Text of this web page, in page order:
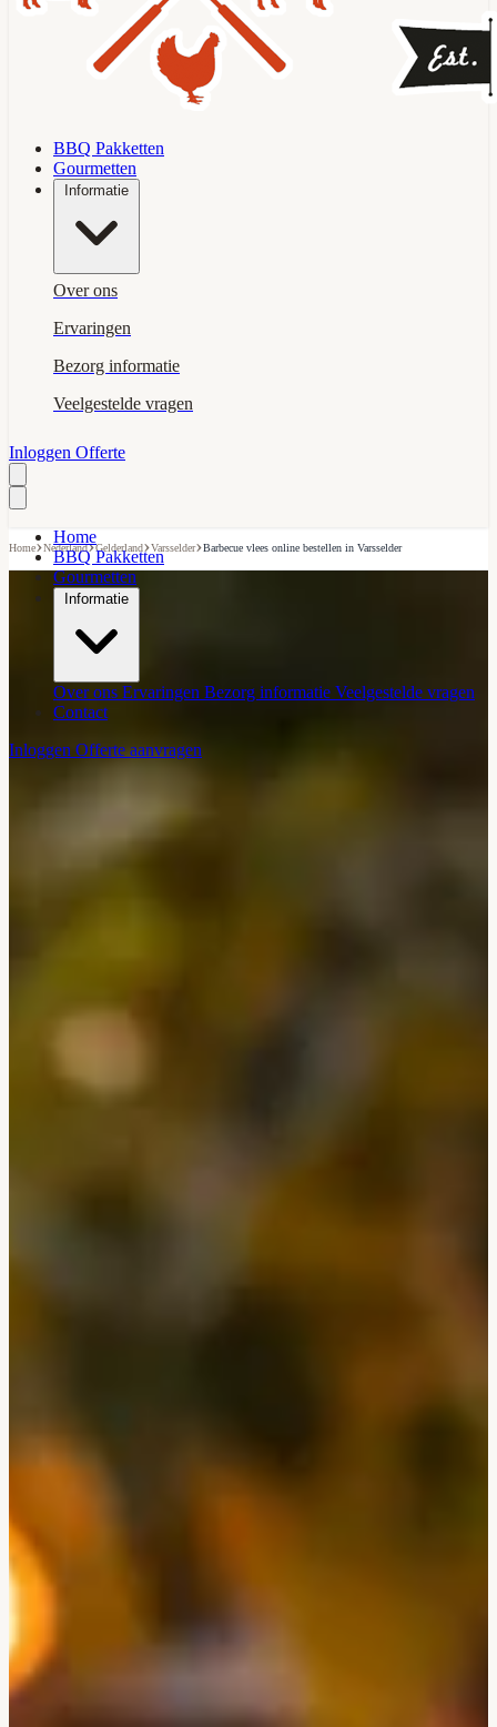
BBQ Pakketten
Gourmetten
Informatie
Over ons
Ervaringen
Bezorg informatie
Veelgestelde vragen
Inloggen Offerte
Home
BBQ Pakketten
Gourmetten
Informatie
Over ons Ervaringen Bezorg informatie Veelgestelde vragen
Contact
Inloggen Offerte aanvragen
Home›Nederland›Gelderland›Varsselder›Barbecue vlees online bestellen in Varsselder